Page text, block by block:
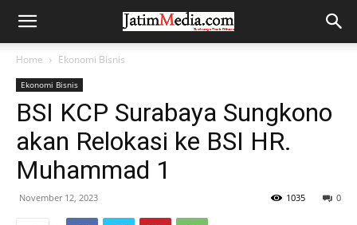
Home Ekonomi Bisnis
Ekonomi Bisnis
BSI KCP Surabaya Sungkono
akan Relokasi ke BSI HR.
Muhammad 1
November 12, 2023 0
1035